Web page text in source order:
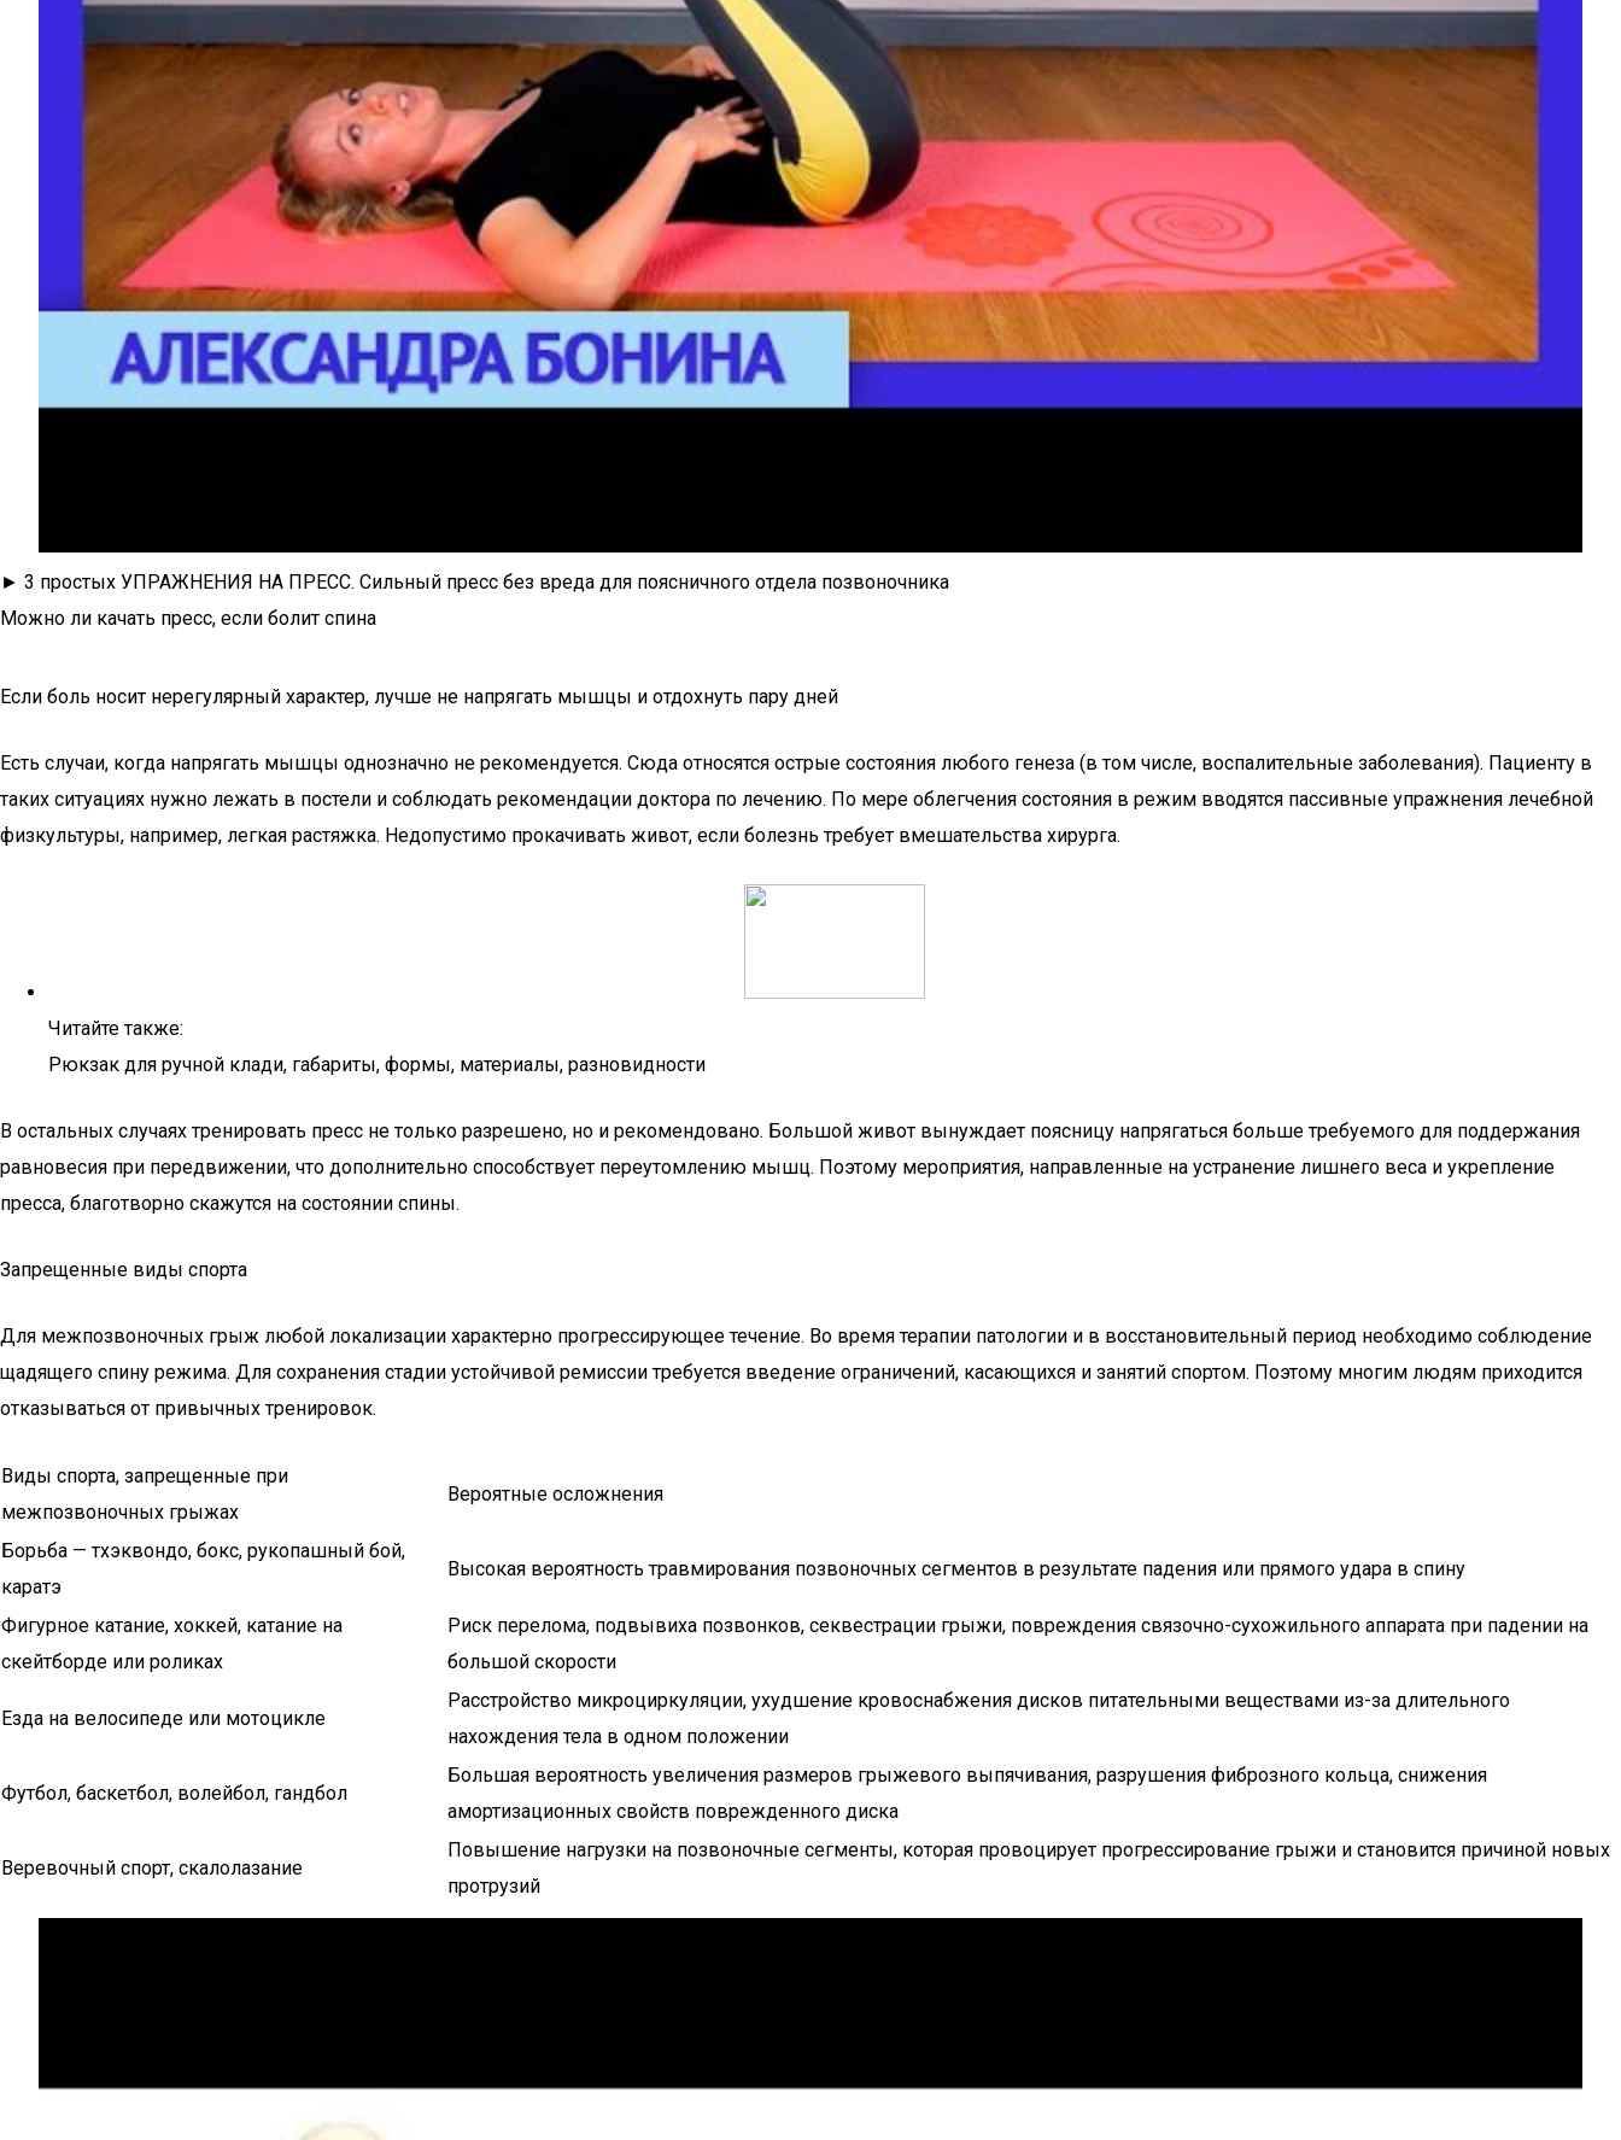
► 3 простых УПРАЖНЕНИЯ НА ПРЕСС. Сильный пресс без вреда для поясничного отдела позвоночника
Можно ли качать пресс, если болит спина
Если боль носит нерегулярный характер, лучше не напрягать мышцы и отдохнуть пару дней
Есть случаи, когда напрягать мышцы однозначно не рекомендуется. Сюда относятся острые состояния любого генеза (в том числе, воспалительные заболевания). Пациенту в
таких ситуациях нужно лежать в постели и соблюдать рекомендации доктора по лечению. По мере облегчения состояния в режим вводятся пассивные упражнения лечебной
физкультуры, например, легкая растяжка. Недопустимо прокачивать живот, если болезнь требует вмешательства хирурга.
Читайте также:
Рюкзак для ручной клади, габариты, формы, материалы, разновидности
В остальных случаях тренировать пресс не только разрешено, но и рекомендовано. Большой живот вынуждает поясницу напрягаться больше требуемого для поддержания
равновесия при передвижении, что дополнительно способствует переутомлению мышц. Поэтому мероприятия, направленные на устранение лишнего веса и укрепление
пресса, благотворно скажутся на состоянии спины.
Запрещенные виды спорта
Для межпозвоночных грыж любой локализации характерно прогрессирующее течение. Во время терапии патологии и в восстановительный период необходимо соблюдение
щадящего спину режима. Для сохранения стадии устойчивой ремиссии требуется введение ограничений, касающихся и занятий спортом. Поэтому многим людям приходится
отказываться от привычных тренировок.
Виды спорта, запрещенные при
межпозвоночных грыжах
Вероятные осложнения
Борьба — тхэквондо, бокс, рукопашный бой,
каратэ
Высокая вероятность травмирования позвоночных сегментов в результате падения или прямого удара в спину
Фигурное катание, хоккей, катание на
скейтборде или роликах
Риск перелома, подвывиха позвонков, секвестрации грыжи, повреждения связочно-сухожильного аппарата при падении на
большой скорости
Езда на велосипеде или мотоцикле
Расстройство микроциркуляции, ухудшение кровоснабжения дисков питательными веществами из-за длительного
нахождения тела в одном положении
Футбол, баскетбол, волейбол, гандбол
Большая вероятность увеличения размеров грыжевого выпячивания, разрушения фиброзного кольца, снижения
амортизационных свойств поврежденного диска
Веревочный спорт, скалолазание
Повышение нагрузки на позвоночные сегменты, которая провоцирует прогрессирование грыжи и становится причиной новых
протрузий